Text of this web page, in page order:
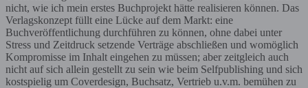
nicht, wie ich mein erstes Buchprojekt hätte realisieren können. Das
Verlagskonzept füllt eine Lücke auf dem Markt: eine
Buchveröffentlichung durchführen zu können, ohne dabei unter
Stress und Zeitdruck setzende Verträge abschließen und womöglich
Kompromisse im Inhalt eingehen zu müssen; aber zeitgleich auch
nicht auf sich allein gestellt zu sein wie beim Selfpublishing und sich
kostspielig um Coverdesign, Buchsatz, Vertrieb u.v.m. bemühen zu